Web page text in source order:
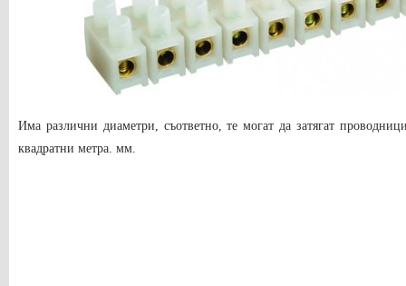
Има различни диаметри, съответно, те могат да затягат
квадратни метра. мм.